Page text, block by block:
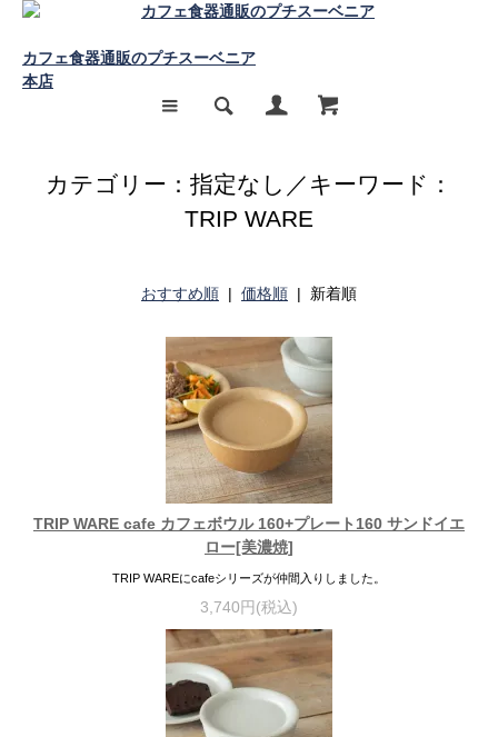
カフェ食器通販のプチスーベニア
本店
カテゴリー：指定なし／キーワード：
TRIP WARE
おすすめ順 | 価格順 | 新着順
TRIP WARE cafe カフェボウル 160+プレート160 サンドイエ
ロー[美濃焼]
TRIP WAREにcafeシリーズが仲間入りしました。
3,740円(税込)